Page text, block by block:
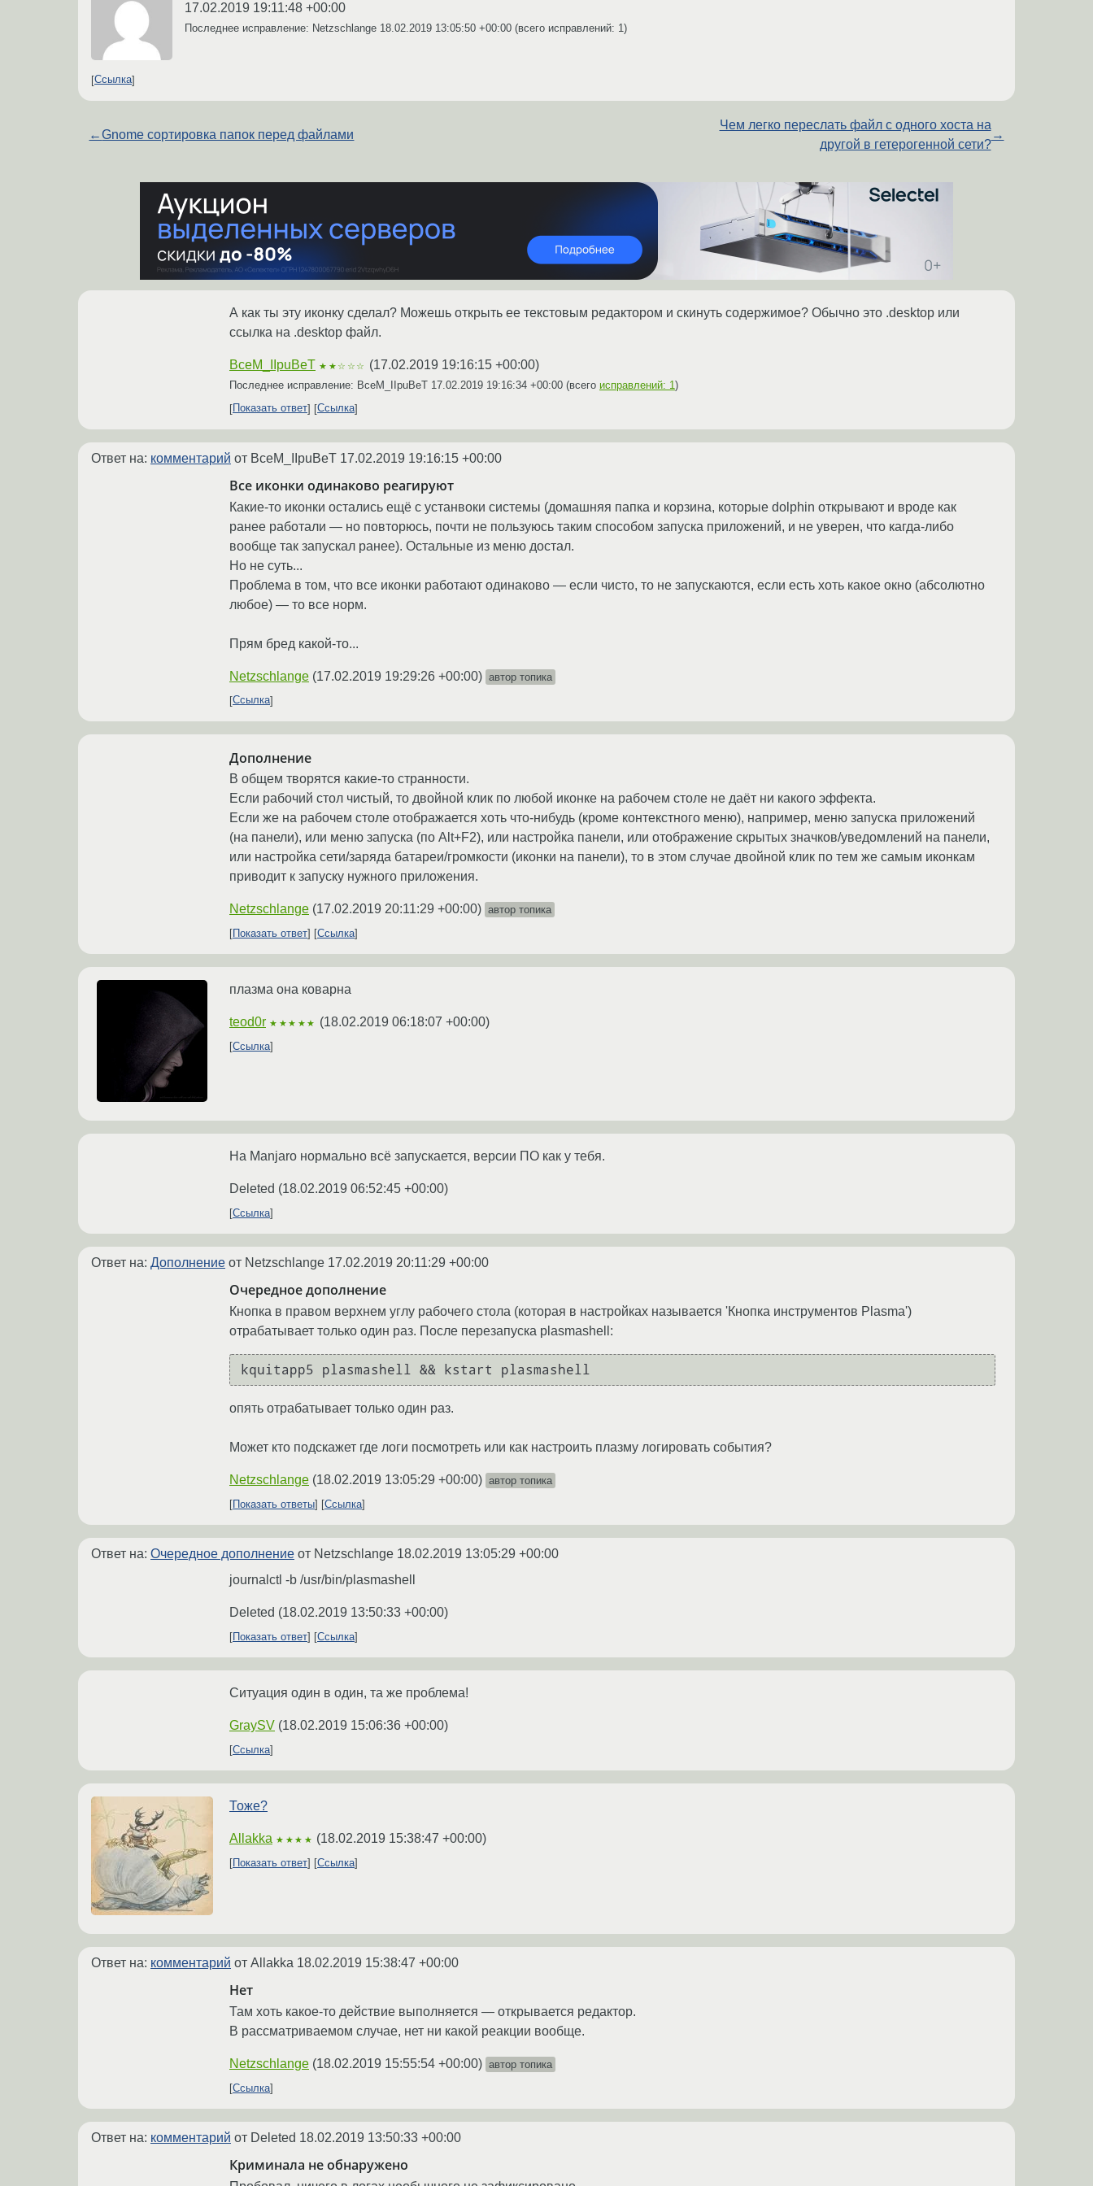
17.02.2019 19:11:48 +00:00
Последнее исправление: Netzschlange 18.02.2019 13:05:50 +00:00 (всего исправлений: 1)
Ссылка
←Gnome сортировка папок перед файлами
Чем легко переслать файл с одного хоста на
другой в гетерогенной сети?
→
А как ты эту иконку сделал? Можешь открыть ее текстовым редактором и скинуть содержимое? Обычно это .desktop или
ссылка на .desktop файл.
BceM_IIpuBeT ★★☆☆☆ (17.02.2019 19:16:15 +00:00)
Последнее исправление: BceM_IIpuBeT 17.02.2019 19:16:34 +00:00 (всего исправлений: 1 )
Показать ответ
Ссылка
Ответ на: комментарий от BceM_IIpuBeT 17.02.2019 19:16:15 +00:00
Все иконки одинаково реагируют
Какие-то иконки остались ещё с устанвоки системы (домашняя папка и корзина, которые dolphin открывают и вроде как
ранее работали — но повторюсь, почти не пользуюсь таким способом запуска приложений, и не уверен, что кагда-либо
вообще так запускал ранее). Остальные из меню достал.
Но не суть...
Проблема в том, что все иконки работают одинаково — если чисто, то не запускаются, если есть хоть какое окно (абсолютно
любое) — то все норм.
Прям бред какой-то...
Netzschlange (17.02.2019 19:29:26 +00:00) автор топика
Ссылка
Дополнение
В общем творятся какие-то странности.
Если рабочий стол чистый, то двойной клик по любой иконке на рабочем столе не даёт ни какого эффекта.
Если же на рабочем столе отображается хоть что-нибудь (кроме контекстного меню), например, меню запуска приложений
(на панели), или меню запуска (по Alt+F2), или настройка панели, или отображение скрытых значков/уведомлений на панели,
или настройка сети/заряда батареи/громкости (иконки на панели), то в этом случае двойной клик по тем же самым иконкам
приводит к запуску нужного приложения.
Netzschlange (17.02.2019 20:11:29 +00:00) автор топика
Показать ответ
Ссылка
плазма она коварна
teod0r ★★★★★ (18.02.2019 06:18:07 +00:00)
Ссылка
На Manjaro нормально всё запускается, версии ПО как у тебя.
Deleted (18.02.2019 06:52:45 +00:00)
Ссылка
Ответ на: Дополнение от Netzschlange 17.02.2019 20:11:29 +00:00
Очередное дополнение
Кнопка в правом верхнем углу рабочего стола (которая в настройках называется 'Кнопка инструментов Plasma')
отрабатывает только один раз. После перезапуска plasmashell:
опять отрабатывает только один раз.
Может кто подскажет где логи посмотреть или как настроить плазму логировать события?
Netzschlange (18.02.2019 13:05:29 +00:00) автор топика
Показать ответы
Ссылка
Ответ на: Очередное дополнение от Netzschlange 18.02.2019 13:05:29 +00:00
journalctl -b /usr/bin/plasmashell
Deleted (18.02.2019 13:50:33 +00:00)
Показать ответ Ссылка
Ситуация один в один, та же проблема!
GraySV (18.02.2019 15:06:36 +00:00)
Ссылка
Тоже?
Allakka ★★★★ (18.02.2019 15:38:47 +00:00)
Показать ответ Ссылка
Ответ на: комментарий от Allakka 18.02.2019 15:38:47 +00:00
Нет
Там хоть какое-то действие выполняется — открывается редактор.
В рассматриваемом случае, нет ни какой реакции вообще.
Netzschlange (18.02.2019 15:55:54 +00:00) автор топика
Ссылка
Ответ на: комментарий от Deleted 18.02.2019 13:50:33 +00:00
Криминала не обнаружено